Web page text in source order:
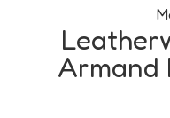
Armand